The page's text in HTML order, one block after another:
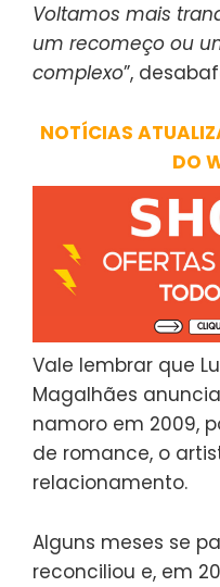
Voltamos mais
um recomeço ou
complexo”,
NOTÍCIAS
DO
Vale lembrar que
Magalhães
namoro em 2009,
de romance, o
relacionamento.
Alguns meses se
reconciliou e, em